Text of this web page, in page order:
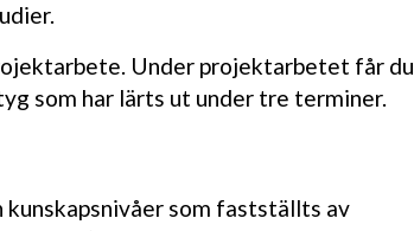
Under projektarbetet får du
som har lärts ut under tre terminer.
som fastställts av